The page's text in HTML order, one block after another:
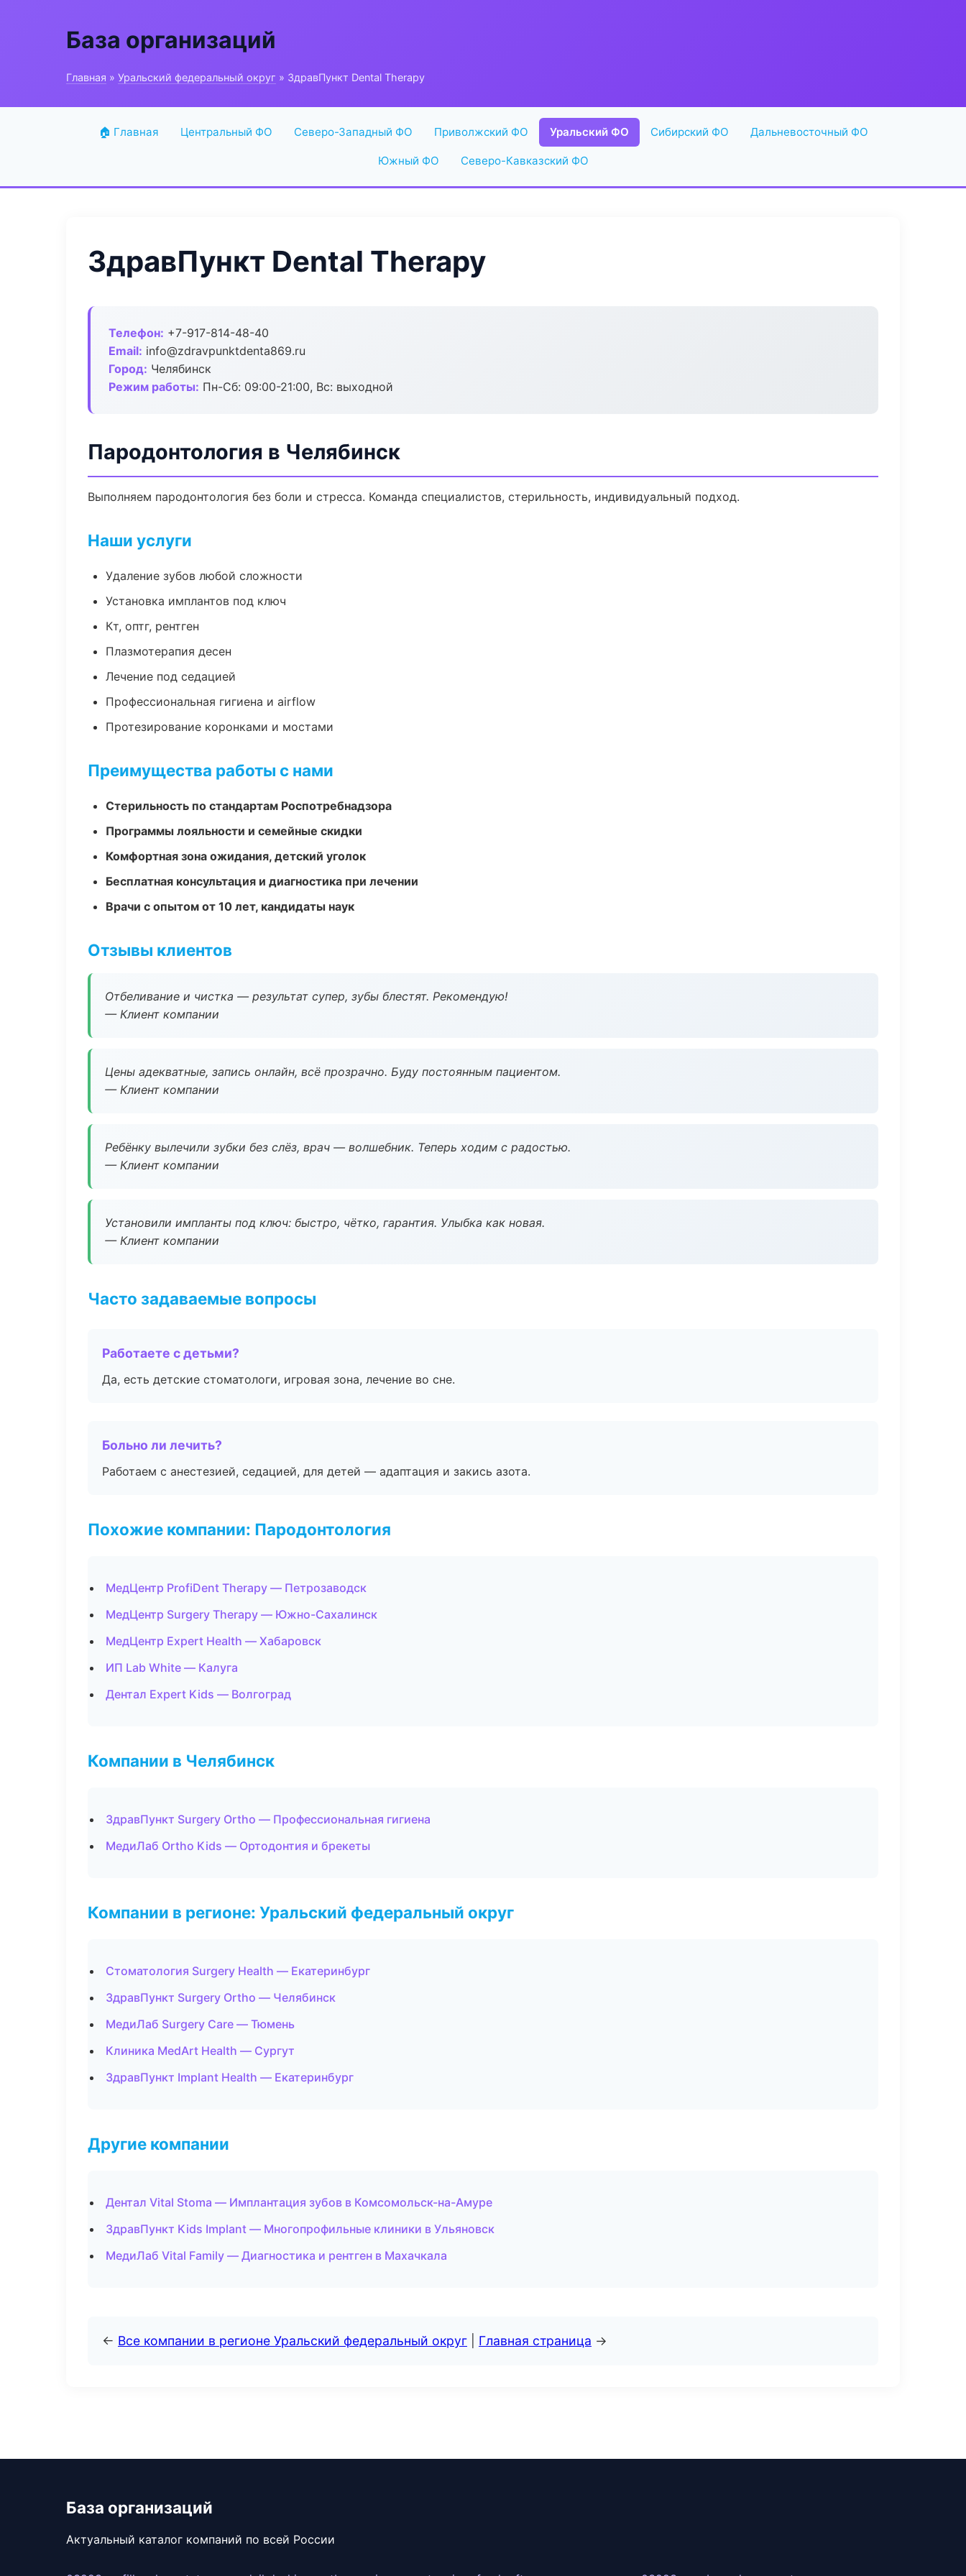
База организаций
Главная » Уральский федеральный округ » ЗдравПункт Dental Therapy
🏠 Главная Центральный ФО Северо-Западный ФО Приволжский ФО Уральский ФО Сибирский ФО Дальневосточный ФО
Южный ФО Северо-Кавказский ФО
ЗдравПункт Dental Therapy
Телефон: +7-917-814-48-40
Email: info@zdravpunktdenta869.ru
Город: Челябинск
Режим работы: Пн-Сб: 09:00-21:00, Вс: выходной
Пародонтология в Челябинск
Выполняем пародонтология без боли и стресса. Команда специалистов, стерильность, индивидуальный подход.
Наши услуги
Удаление зубов любой сложности
Установка имплантов под ключ
Кт, оптг, рентген
Плазмотерапия десен
Лечение под седацией
Профессиональная гигиена и airflow
Протезирование коронками и мостами
Преимущества работы с нами
Стерильность по стандартам Роспотребнадзора
Программы лояльности и семейные скидки
Комфортная зона ожидания, детский уголок
Бесплатная консультация и диагностика при лечении
Врачи с опытом от 10 лет, кандидаты наук
Отзывы клиентов
Отбеливание и чистка — результат супер, зубы блестят. Рекомендую!
— Клиент компании
Цены адекватные, запись онлайн, всё прозрачно. Буду постоянным пациентом.
— Клиент компании
Ребёнку вылечили зубки без слёз, врач — волшебник. Теперь ходим с радостью.
— Клиент компании
Установили импланты под ключ: быстро, чётко, гарантия. Улыбка как новая.
— Клиент компании
Часто задаваемые вопросы
Работаете с детьми?
Да, есть детские стоматологи, игровая зона, лечение во сне.
Больно ли лечить?
Работаем с анестезией, седацией, для детей — адаптация и закись азота.
Похожие компании: Пародонтология
МедЦентр ProfiDent Therapy — Петрозаводск
МедЦентр Surgery Therapy — Южно-Сахалинск
МедЦентр Expert Health — Хабаровск
ИП Lab White — Калуга
Дентал Expert Kids — Волгоград
Компании в Челябинск
ЗдравПункт Surgery Ortho — Профессиональная гигиена
МедиЛаб Ortho Kids — Ортодонтия и брекеты
Компании в регионе: Уральский федеральный округ
Стоматология Surgery Health — Екатеринбург
ЗдравПункт Surgery Ortho — Челябинск
МедиЛаб Surgery Care — Тюмень
Клиника MedArt Health — Сургут
ЗдравПункт Implant Health — Екатеринбург
Другие компании
Дентал Vital Stoma — Имплантация зубов в Комсомольск-на-Амуре
ЗдравПункт Kids Implant — Многопрофильные клиники в Ульяновск
МедиЛаб Vital Family — Диагностика и рентген в Махачкала
← Все компании в регионе Уральский федеральный округ Главная страница →
База организаций
Актуальный каталог компаний по всей России